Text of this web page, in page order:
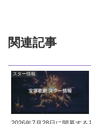
関連記事
スター情報